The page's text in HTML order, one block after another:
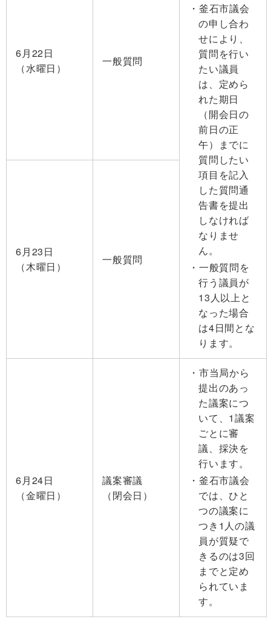
釜石市議会
の申し合わ
せにより、
質問を行い
たい議員
は、定めら
れた期日
（開会日の
前日の正
午）までに
質問したい
項目を記入
した質問通
告書を提出
しなければ
なりませ
ん。
一般質問を
行う議員が
13人以上と
なった場合
は4日間とな
ります。
6月22日
（水曜日）
一般質問
6月23日
（木曜日）
一般質問
6月24日
（金曜日）
議案審議
（閉会日）
市当局から
提出のあっ
た議案につ
いて、1議案
ごとに審
議、採決を
行います。
釜石市議会
では、ひと
つの議案に
つき1人の議
員が質疑で
きるのは3回
までと定め
られていま
す。